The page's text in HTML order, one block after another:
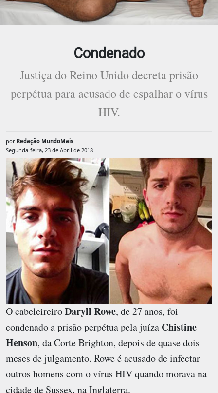
Condenado
Justiça do Reino Unido decreta prisão
perpétua para acusado de espalhar o vírus
HIV.
por Redação MundoMais
Segunda-feira, 23 de Abril de 2018
O cabeleireiroDaryll Rowe, de 27 anos, foi
condenado a prisão perpétua pela juíza Chistine
Henson, da Corte Brighton, depois de quase dois
meses de julgamento. Rowe é acusado de infectar
outros homens com o vírus HIV quando morava na
cidade de Sussex, na Inglaterra.